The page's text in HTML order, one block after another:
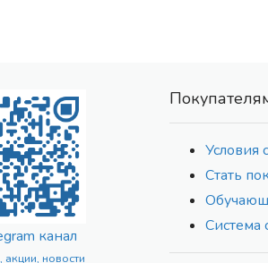
канал
новости
Условия
Стать
Система